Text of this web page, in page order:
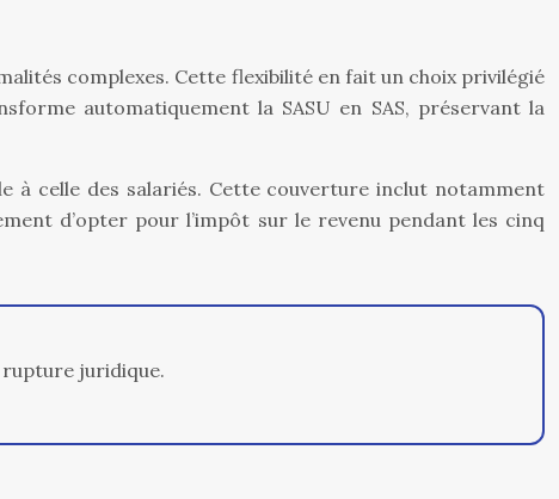
complexes. Cette flexibilité en fait un choix privilégié
automatiquement la SASU en SAS, préservant la
à celle des salariés. Cette couverture inclut notamment
d’opter pour l’impôt sur le revenu pendant les cinq
rupture juridique.